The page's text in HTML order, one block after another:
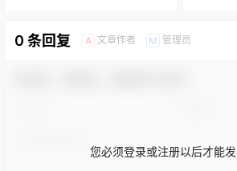
0 条回复 A 文章作者 M 管理员
您必须登录或注册以后才能